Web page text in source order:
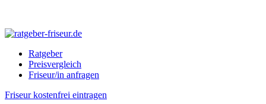
Ratgeber
Preisvergleich
Friseur/in anfragen
Friseur kostenfrei eintragen